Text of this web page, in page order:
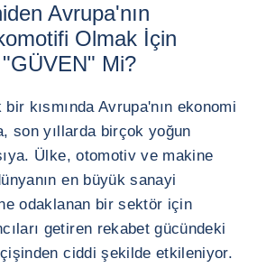
Avrupa'nın
Olmak İçin
Mi?
bir kısmında Avrupa'nın ekonomi
son yıllarda birçok yoğun
Ülke, otomotiv ve makine
en büyük sanayi
odaklanan bir sektör için
getiren rekabet gücündeki
ciddi şekilde etkileniyor.